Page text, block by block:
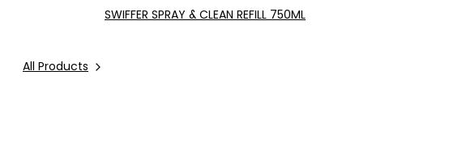
All Products
SWIFFER SPRAY & CLEAN REFILL 750ML